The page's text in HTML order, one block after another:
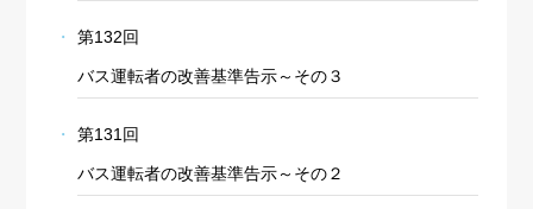
第132回
バス運転者の改善基準告示～その３
第131回
バス運転者の改善基準告示～その２